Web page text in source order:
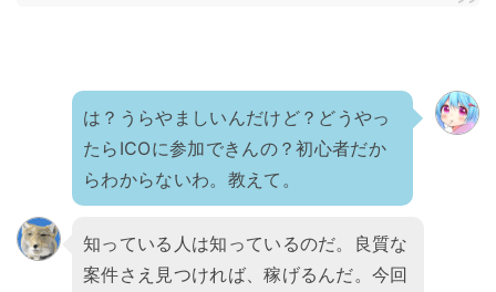
は？うらやましいんだけど？どうやっ
たらICOに参加できんの？初心者だか
らわからないわ。教えて。
知っている人は知っているのだ。良質な
案件さえ見つければ、稼げるんだ。今回